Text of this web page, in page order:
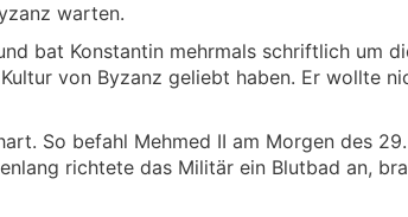
warten.
bat Konstantin mehrmals schriftlich um
von Byzanz geliebt haben. Er wollte
So befahl Mehmed II am Morgen des
richtete das Militär ein Blutbad an,